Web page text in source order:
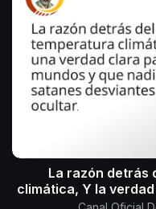
La razón detrás
climática, Y la